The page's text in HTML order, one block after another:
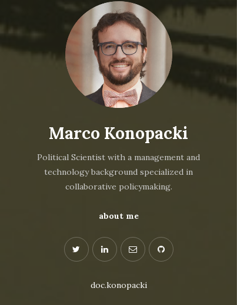
Marco Konopacki
Political Scientist with a management and
technology background specialized in
collaborative policymaking.
about me
doc.konopacki